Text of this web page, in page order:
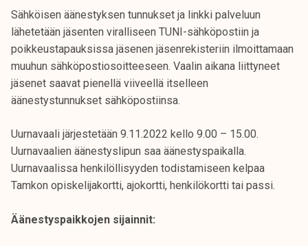
k
o
l
u
n
p
i
s
k
l
Sähköisen äänestyksen tunnukset ja linkki palveluun
lähetetään jäsenten viralliseen TUNI-sähköpostiin ja
poikkeustapauksissa jäsenen jäsenrekisteriin ilmoittamaan
muuhun sähköpostiosoitteeseen. Vaalin aikana liittyneet
jäsenet saavat pienellä viiveellä itselleen
äänestystunnukset sähköpostiinsa.
Uurnavaali järjestetään 9.11.2022 kello 9.00 – 15.00.
Uurnavaalien äänestyslipun saa äänestyspaikalla.
Uurnavaalissa henkilöllisyyden todistamiseen kelpaa
Tamkon opiskelijakortti, ajokortti, henkilökortti tai passi.
Äänestyspaikkojen sijainnit: